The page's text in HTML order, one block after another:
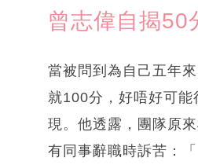
曾志偉自揭50
當被問到為自己五年
就100分，好唔好可
現。他透露，團隊原
有同事辭職時訴苦：